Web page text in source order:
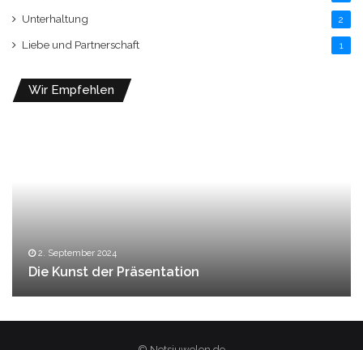
Unterhaltung 2
Liebe und Partnerschaft 1
Wir Empfehlen
2. September 2024
Die Kunst der Präsentation